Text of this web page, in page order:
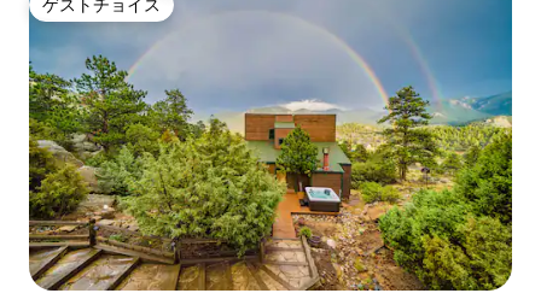
ゲストチョイス
ゲストチョイス